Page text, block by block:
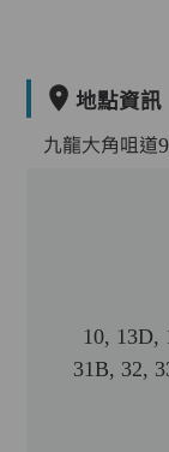
地點資訊
九龍大角咀道
10, 13D,
31B, 32,